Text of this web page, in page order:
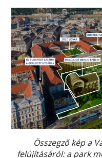
Összegző kép a
felújításáról: a park